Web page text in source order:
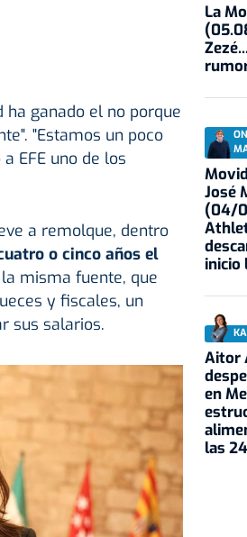
ganado el no porque
"Estamos un poco
EFE uno de los
a remolque, dentro
o cinco años el
misma fuente, que
y fiscales, un
sus salarios.
La
José
(04/
inicio
Aitor
en
las